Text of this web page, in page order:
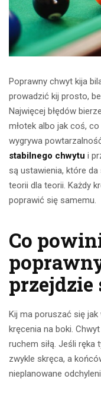
Poprawny chwyt kija
prowadzić kij prosto,
Najwięcej błędów
młotek albo jak coś,
wygrywa
stabilnego chwytu i
są ustawienia, które
teorii dla teorii. Każdy
poprawić się samemu.
Co
przejdzie
Kij ma poruszać się jak
kręcenia na boki.
ruchem siłą. Jeśli ręka
zwykle skręca, a
nieplanowane